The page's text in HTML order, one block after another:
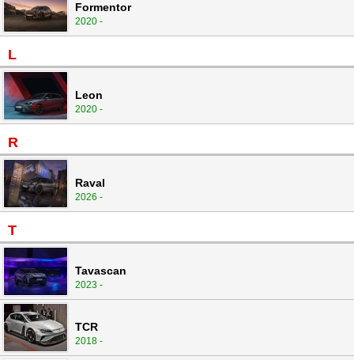
Formentor
2020 -
L
Leon
2020 -
R
Raval
2026 -
T
Tavascan
2023 -
TCR
2018 -